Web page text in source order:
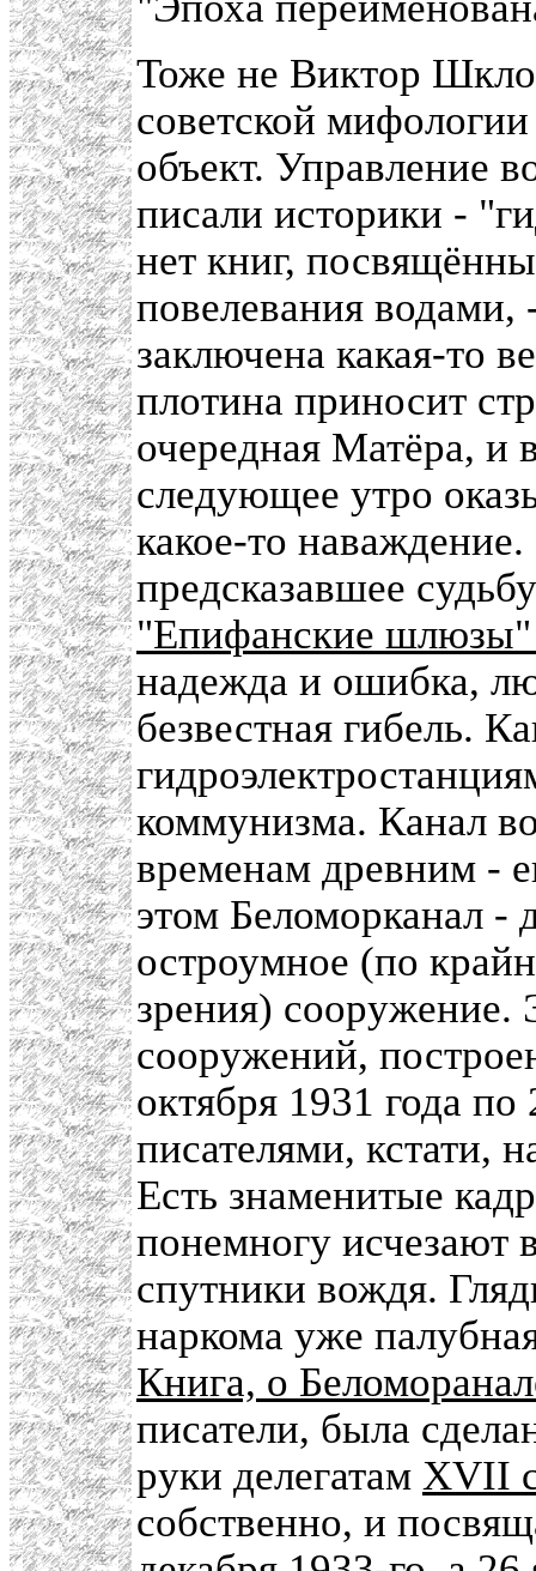
Тоже не Виктор
советской
объект. Управление
писали историки -
нет книг,
повелевания водами,
заключена какая-то
плотина приносит
очередная Матёра, и
следующее утро
какое-то
предсказавшее
"Епифанские шлюзы"
надежда и ошибка,
безвестная гибель.
коммунизма. Канал
временам древним -
этом Беломорканал -
остроумное (по
зрения) сооружение.
сооружений,
октября 1931 года
писателями, кстати,
Есть знаменитые
понемногу исчезают
спутники вождя.
наркома уже
Книга, о
писатели, была
руки делегатам XVII
собственно, и